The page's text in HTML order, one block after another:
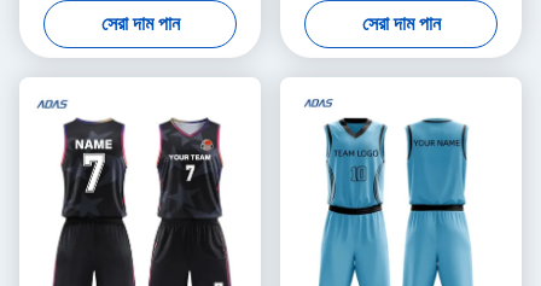
সেরা দাম পান
ইউনিফর্ম OEM সার্ভিসিং
সেরা দাম পান